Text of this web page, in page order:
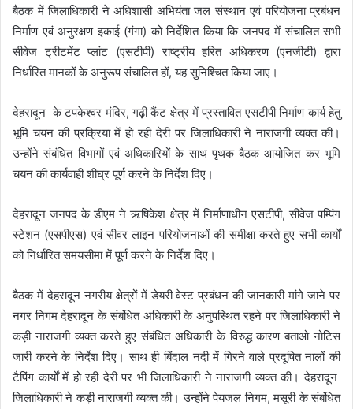
बैठक में जिलाधिकारी ने अधिशासी अभियंता जल संस्थान एवं परियोजना प्रबंधन
निर्माण एवं अनुरक्षण इकाई (गंगा) को निर्देशित किया कि जनपद में संचालित सभी
सीवेज ट्रीटमेंट प्लांट (एसटीपी) राष्ट्रीय हरित अधिकरण (एनजीटी) द्वारा
निर्धारित मानकों के अनुरूप संचालित हों, यह सुनिश्चित किया जाए।
देहरादून के टपकेश्वर मंदिर, गढ़ी कैंट क्षेत्र में प्रस्तावित एसटीपी निर्माण कार्य हेतु
भूमि चयन की प्रक्रिया में हो रही देरी पर जिलाधिकारी ने नाराजगी व्यक्त की।
उन्होंने संबंधित विभागों एवं अधिकारियों के साथ पृथक बैठक आयोजित कर भूमि
चयन की कार्यवाही शीघ्र पूर्ण करने के निर्देश दिए।
देहरादून जनपद के डीएम ने ऋषिकेश क्षेत्र में निर्माणाधीन एसटीपी, सीवेज पम्पिंग
स्टेशन (एसपीएस) एवं सीवर लाइन परियोजनाओं की समीक्षा करते हुए सभी कार्यों
को निर्धारित समयसीमा में पूर्ण करने के निर्देश दिए।
बैठक में देहरादून नगरीय क्षेत्रों में डेयरी वेस्ट प्रबंधन की जानकारी मांगे जाने पर
नगर निगम देहरादून के संबंधित अधिकारी के अनुपस्थित रहने पर जिलाधिकारी ने
कड़ी नाराजगी व्यक्त करते हुए संबंधित अधिकारी के विरुद्ध कारण बताओ नोटिस
जारी करने के निर्देश दिए। साथ ही बिंदाल नदी में गिरने वाले प्रदूषित नालों की
टैपिंग कार्यों में हो रही देरी पर भी जिलाधिकारी ने नाराजगी व्यक्त की। देहरादून
जिलाधिकारी ने कड़ी नाराजगी व्यक्त की। उन्होंने पेयजल निगम, मसूरी के संबंधित